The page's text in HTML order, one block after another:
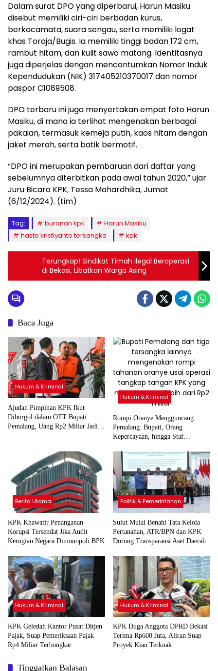
Dalam surat DPO yang diperbarui, Harun Masiku
disebut memiliki ciri-ciri berbadan kurus,
berkacamata, suara sengau, serta memiliki logat
khas Toraja/Bugis. Ia memiliki tinggi badan 172 cm,
rambut hitam, dan kulit sawo matang. Identitasnya
juga diperjelas dengan mencantumkan Nomor Induk
Kependudukan (NIK) 317405210370017 dan nomor
paspor C1089508.
DPO terbaru ini juga menyertakan empat foto Harun
Masiku, di mana ia terlihat mengenakan berbagai
pakaian, termasuk kemeja putih, kaos hitam dengan
jaket merah, serta batik bermotif.
“DPO ini merupakan pembaruan dari daftar yang
sebelumnya diterbitkan pada awal tahun 2020,” ujar
Juru Bicara KPK, Tessa Mahardhika, Jumat
(6/12/2024). (tim)
Tag: buronan kpk
Harun Masiku
hasto kristiyanto tersangka
kpk
Terungkap! Sindikat Timah Ilegal Beroperasi
di Bekasi, Libatkan Warga Asing
Baca Juga
Hukum & Kriminal
Ajudan Pimpinan KPK Ikut
Diborgol dalam OTT Bupati
Pemalang, Uang Rp2 Miliar Jadi
Hukum & Kriminal
Rompi Oranye Mengguncang
Pemalang: Bupati, Orang
Kepercayaan, hingga Staf
Sita Uang Lebih Rp2 Miliar
Berita Utama
KPK Khawatir Penanganan
Korupsi Tersendat Jika Audit
Kerugian Negara Dimonopoli BPK
Politik & Pemerintahan
Sulut Mulai Benahi Tata Kelola
Pertanahan, ATR/BPN dan KPK
Dorong Transparansi Aset Daerah
Hukum & Kriminal
KPK Geledah Kantor Pusat Ditjen
Pajak, Suap Pemeriksaan Pajak
Rp4 Miliar Terbongkar
Hukum & Kriminal
KPK Duga Anggota DPRD Bekasi
Terima Rp600 Juta, Aliran Suap
Proyek Kian Terkuak
Tinggalkan Balasan